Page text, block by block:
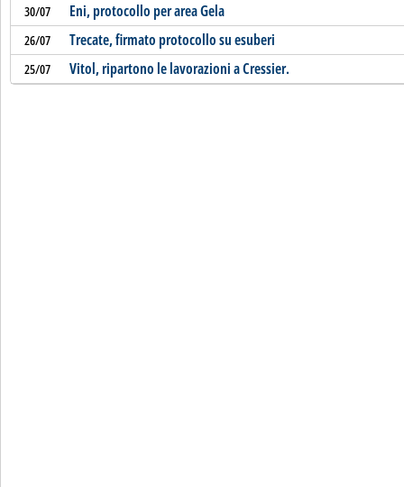
30/07 Eni, protocollo per area Gela
26/07 Trecate, firmato protocollo su esuberi
25/07 Vitol, ripartono le lavorazioni a Cressier.